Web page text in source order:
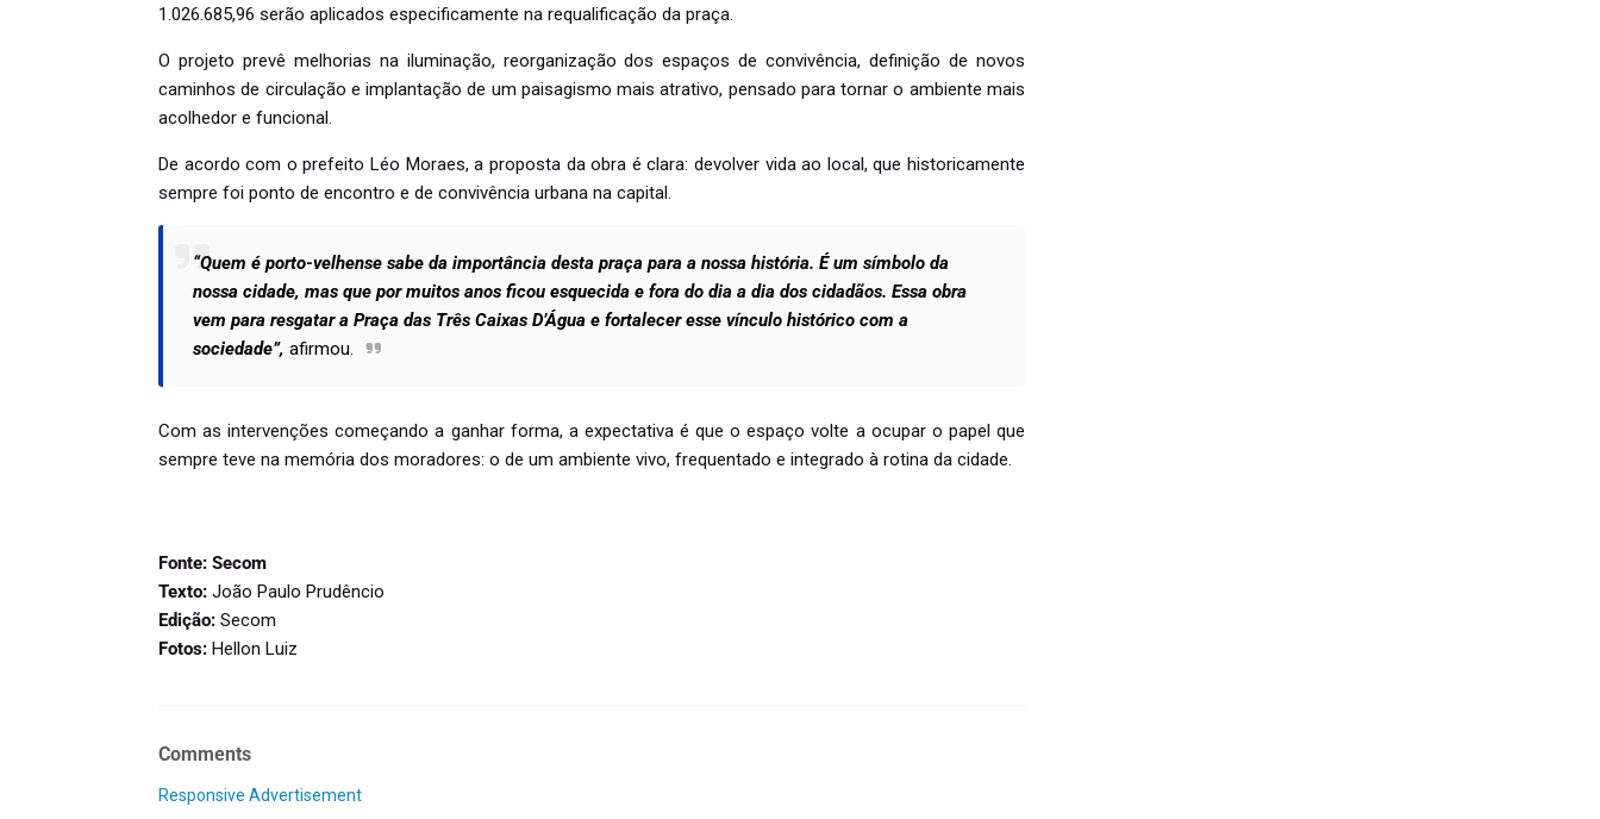
1.026.685,96 serão aplicados especificamente na requalificação da praça.
O projeto prevê melhorias na iluminação, reorganização dos espaços de convivência, definição de novos
caminhos de circulação e implantação de um paisagismo mais atrativo, pensado para tornar o ambiente mais
acolhedor e funcional.
De acordo com o prefeito Léo Moraes, a proposta da obra é clara: devolver vida ao local, que historicamente
sempre foi ponto de encontro e de convivência urbana na capital.
“Quem é porto-velhense sabe da importância desta praça para a nossa história. É um símbolo da
nossa cidade, mas que por muitos anos ficou esquecida e fora do dia a dia dos cidadãos. Essa obra
vem para resgatar a Praça das Três Caixas D’Água e fortalecer esse vínculo histórico com a
sociedade”, afirmou.
Com as intervenções começando a ganhar forma, a expectativa é que o espaço volte a ocupar o papel que
sempre teve na memória dos moradores: o de um ambiente vivo, frequentado e integrado à rotina da cidade.
Fonte: Secom
Texto: João Paulo Prudêncio
Edição: Secom
Fotos: Hellon Luiz
Comments
Responsive Advertisement